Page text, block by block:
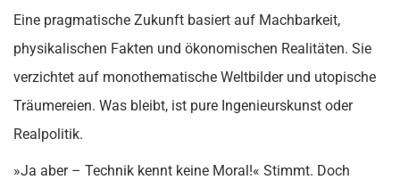
Eine pragmatische Zukunft basiert auf Machbarkeit,
physikalischen Fakten und ökonomischen Realitäten. Sie
verzichtet auf monothematische Weltbilder und utopische
Träumereien. Was bleibt, ist pure Ingenieurskunst oder
Realpolitik.
»Ja aber – Technik kennt keine Moral!« Stimmt. Doch